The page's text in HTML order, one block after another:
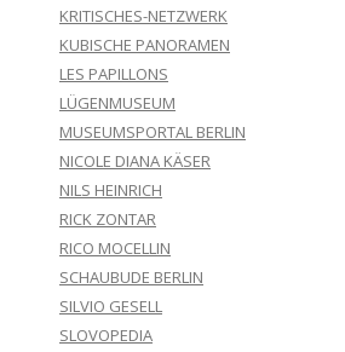
KRITISCHES-NETZWERK
KUBISCHE PANORAMEN
LES PAPILLONS
LÜGENMUSEUM
MUSEUMSPORTAL BERLIN
NICOLE DIANA KÄSER
NILS HEINRICH
RICK ZONTAR
RICO MOCELLIN
SCHAUBUDE BERLIN
SILVIO GESELL
SLOVOPEDIA